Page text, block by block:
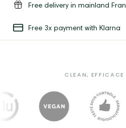
Free delivery in mainland
Free 3x payment with Klarna
CLEAN,